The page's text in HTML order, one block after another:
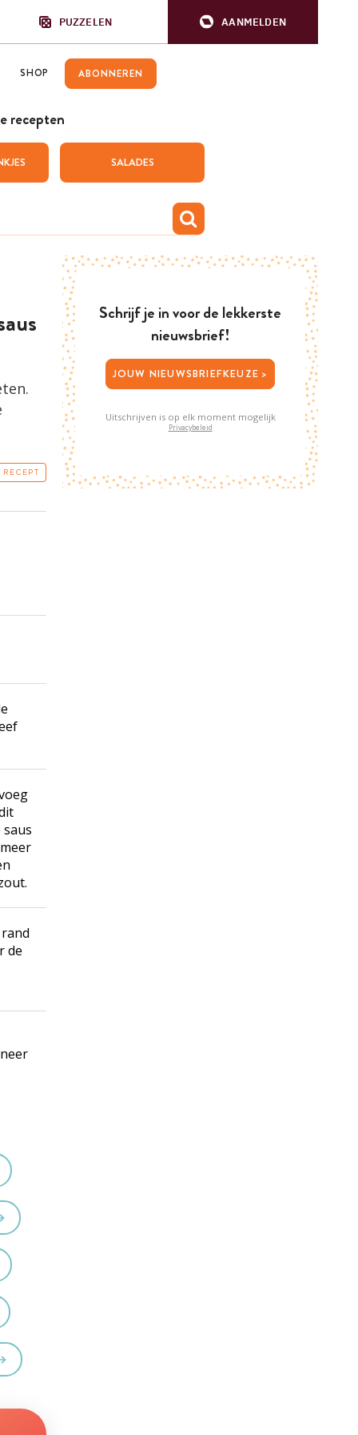
PUZZELEN AANMELDEN
SHOP ABONNEREN
recepten
SALADES
de
Schrijf je in voor de lekkerste
nieuwsbrief!
JOUW NIEUWSBRIEFKEUZE >
Uitschrijven is op elk moment mogelijk
Privacybeleid